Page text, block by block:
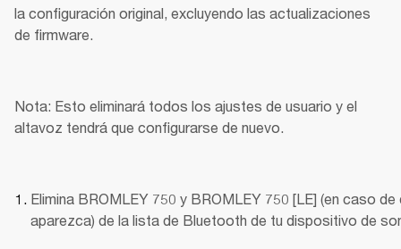
la configuración original, excluyendo las actualizaciones
de firmware.
Nota: Esto eliminará todos los ajustes de usuario y el
altavoz tendrá que configurarse de nuevo.
Elimina BROMLEY 750 y BROMLEY 750 [LE] (en caso de
aparezca) de la lista de Bluetooth de tu dispositivo de